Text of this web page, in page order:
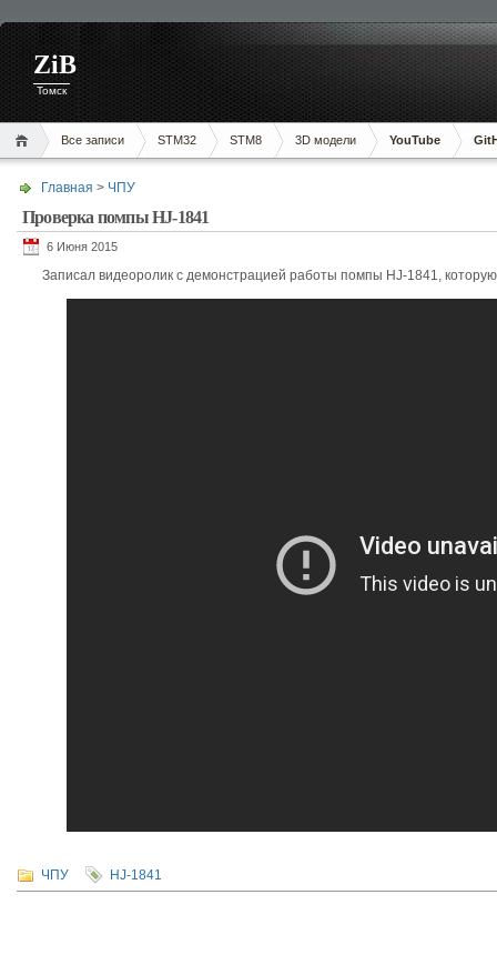
ZiB
Томск
Все записи STM32 STM8 3D модели YouTube
Главная > ЧПУ
Проверка помпы HJ-1841
6 Июня 2015
Записал видеоролик с демонстрацией работы помпы HJ-1841,
ЧПУ HJ-1841